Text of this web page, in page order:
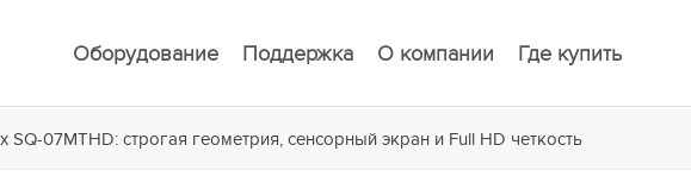
Оборудование Поддержка О компании Где купить
SQ-07MTHD: строгая геометрия, сенсорный экран и Full HD четкость